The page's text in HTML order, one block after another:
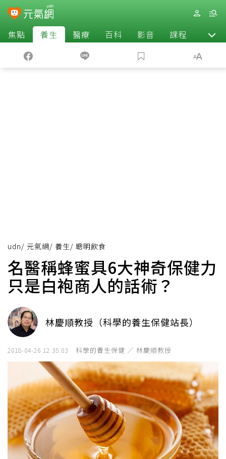
焦點 養生 醫療 百科 影音 課程 退休
udn/ 元氣網/ 養生/ 聰明飲食
名醫稱蜂蜜具6大神奇保健力
只是白袍商人的話術？
林慶順教授（科學的養生保健站長）
2018-04-26 12:35:03 科學的養生保健 ／ 林慶順教授